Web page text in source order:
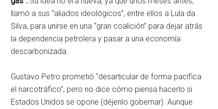
llamó a sus “aliados ideológicos”, entre ellos a Lula da
Silva, para unirse en una “gran coalición” para dejar atrás
la dependencia petrolera y pasar a una economía
descarbonizada.
Gustavo Petro prometió “desarticular de forma pacífica
el narcotráfico”, pero no dice cómo piensa hacerlo si
Estados Unidos se opone (déjenlo gobernar). Aunque